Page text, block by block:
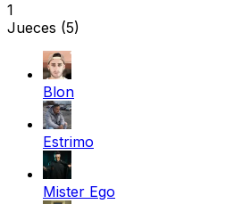
1
Jueces (5)
Blon
Estrimo
Mister Ego